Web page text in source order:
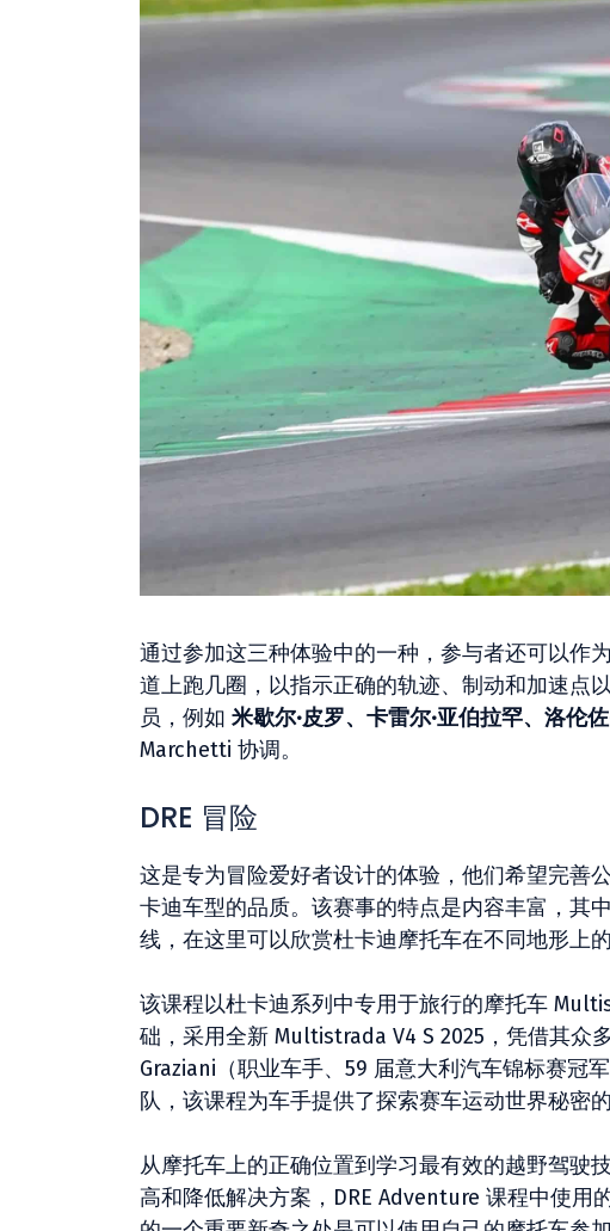
通过参加这三种体验中的一种，参与者还可以作
道上跑几圈，以指示正确的轨迹、制动和加速点
员，例如 米歇尔·皮罗、卡雷尔·亚伯拉罕、洛伦
Marchetti 协调。
DRE 冒险
这是专为冒险爱好者设计的体验，他们希望完善
卡迪车型的品质。该赛事的特点是内容丰富，其
线，在这里可以欣赏杜卡迪摩托车在不同地形上的
该课程以杜卡迪系列中专用于旅行的摩托车
础，采用全新 Multistrada V4 S 2025，凭借其众
Graziani（职业车手、59 届意大利汽车锦标赛冠
队，该课程为车手提供了探索赛车运动世界秘密的
从摩托车上的正确位置到学习最有效的越野驾驶
高和降低解决方案，DRE Adventure 课程中使用